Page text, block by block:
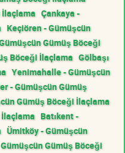
İlaçlama Çankaya -
Keçiören - Gümüşcün
Gümüş Böceği
Böceği İlaçlama Gölbaşı
Yenimahalle - Gümüşcün
- Gümüşcün Gümüş
Gümüş Böceği İlaçlama
Batıkent -
Ümitköy - Gümüşcün
Gümüş Böceği